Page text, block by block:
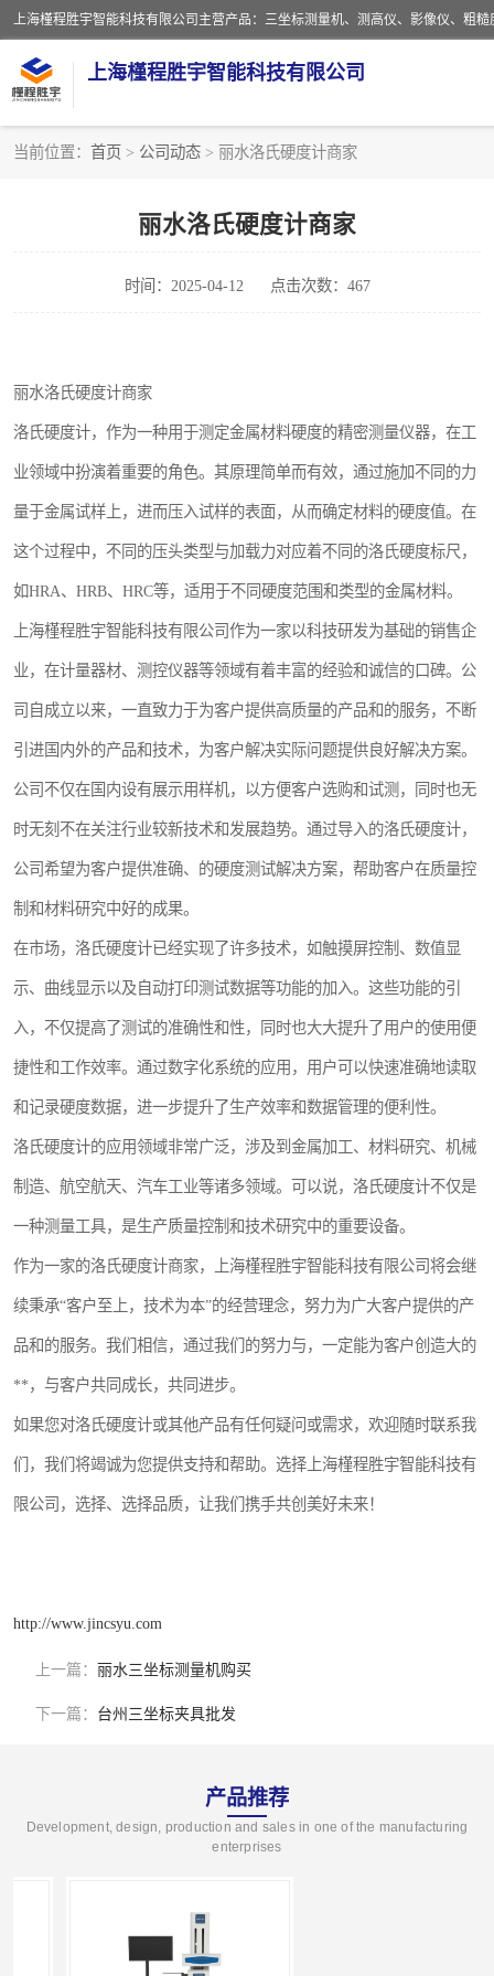
上海槿程胜宇智能科技有限公司
当前位置： 首页 > 公司动态 > 丽水洛氏硬度计商家
丽水洛氏硬度计商家
时间：2025-04-12 点击次数：467
丽水洛氏硬度计商家
洛氏硬度计，作为一种用于测定金属材料硬度的精密测量仪器，在工
业领域中扮演着重要的角色。其原理简单而有效，通过施加不同的力
量于金属试样上，进而压入试样的表面，从而确定材料的硬度值。在
这个过程中，不同的压头类型与加载力对应着不同的洛氏硬度标尺，
如HRA、HRB、HRC等，适用于不同硬度范围和类型的金属材料。
上海槿程胜宇智能科技有限公司作为一家以科技研发为基础的销售企
业，在计量器材、测控仪器等领域有着丰富的经验和诚信的口碑。公
司自成立以来，一直致力于为客户提供高质量的产品和的服务，不断
引进国内外的产品和技术，为客户解决实际问题提供良好解决方案。
公司不仅在国内设有展示用样机，以方便客户选购和试测，同时也无
时无刻不在关注行业较新技术和发展趋势。通过导入的洛氏硬度计，
公司希望为客户提供准确、的硬度测试解决方案，帮助客户在质量控
制和材料研究中好的成果。
在市场，洛氏硬度计已经实现了许多技术，如触摸屏控制、数值显
示、曲线显示以及自动打印测试数据等功能的加入。这些功能的引
入，不仅提高了测试的准确性和性，同时也大大提升了用户的使用便
捷性和工作效率。通过数字化系统的应用，用户可以快速准确地读取
和记录硬度数据，进一步提升了生产效率和数据管理的便利性。
洛氏硬度计的应用领域非常广泛，涉及到金属加工、材料研究、机械
制造、航空航天、汽车工业等诸多领域。可以说，洛氏硬度计不仅是
一种测量工具，是生产质量控制和技术研究中的重要设备。
作为一家的洛氏硬度计商家，上海槿程胜宇智能科技有限公司将会继
续秉承“客户至上，技术为本”的经营理念，努力为广大客户提供的产
品和的服务。我们相信，通过我们的努力与，一定能为客户创造大的
**，与客户共同成长，共同进步。
如果您对洛氏硬度计或其他产品有任何疑问或需求，欢迎随时联系我
们，我们将竭诚为您提供支持和帮助。选择上海槿程胜宇智能科技有
限公司，选择、选择品质，让我们携手共创美好未来！
http://www.jincsyu.com
上一篇： 丽水三坐标测量机购买
下一篇： 台州三坐标夹具批发
产品推荐
Development, design, production and sales in one of the manufacturing
enterprises
三坐标测量仪
洛氏硬度计
布洛维硬度计
镶嵌机
三坐标夹具
测针
螺纹规